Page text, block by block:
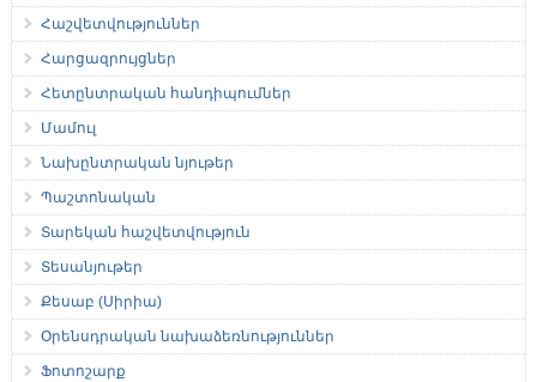
Հաշվետվություններ
Հարցազրույցներ
Հետընտրական հանդիպումներ
Մամուլ
Նախընտրական նյութեր
Պաշտոնական
Տարեկան հաշվետվություն
Տեսանյութեր
Քեսաբ (Սիրիա)
Օրենսդրական նախաձեռնություններ
Ֆոտոշարք